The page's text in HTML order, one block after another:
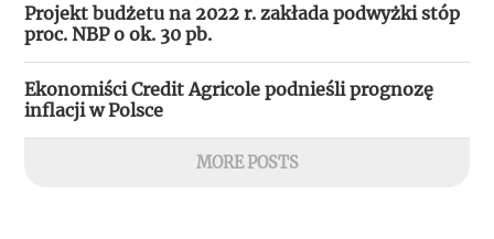
Projekt budżetu na 2022 r. zakłada podwyżki stóp
proc. NBP o ok. 30 pb.
Ekonomiści Credit Agricole podnieśli prognozę
inflacji w Polsce
MORE POSTS